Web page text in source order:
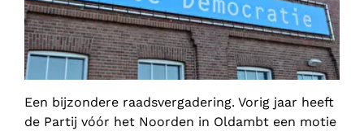
Een bijzondere raadsvergadering. Vorig jaar heeft
de Partij vóór het Noorden in Oldambt een motie